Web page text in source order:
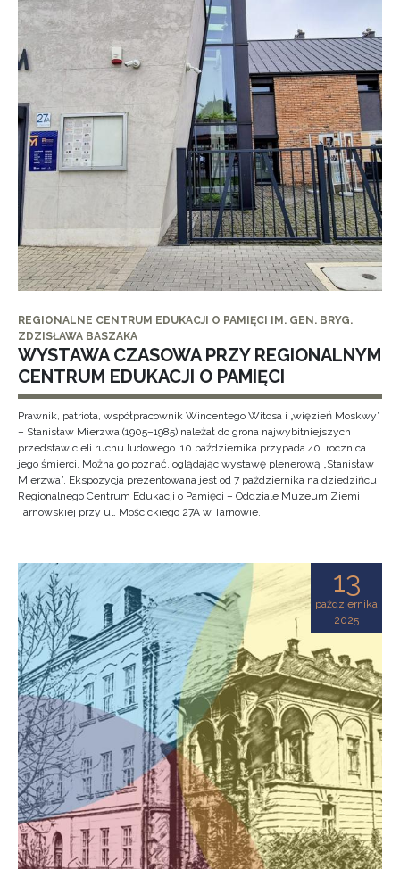
REGIONALNE CENTRUM EDUKACJI O PAMIĘCI IM. GEN. BRYG.
ZDZISŁAWA BASZAKA
WYSTAWA CZASOWA PRZY REGIONALNYM
CENTRUM EDUKACJI O PAMIĘCI
Prawnik, patriota, współpracownik Wincentego Witosa i „więzień Moskwy”
– Stanisław Mierzwa (1905–1985) należał do grona najwybitniejszych
przedstawicieli ruchu ludowego. 10 października przypada 40. rocznica
jego śmierci. Można go poznać, oglądając wystawę plenerową „Stanisław
Mierzwa”. Ekspozycja prezentowana jest od 7 października na dziedzińcu
Regionalnego Centrum Edukacji o Pamięci – Oddziale Muzeum Ziemi
Tarnowskiej przy ul. Mościckiego 27A w Tarnowie.
13
października
2025